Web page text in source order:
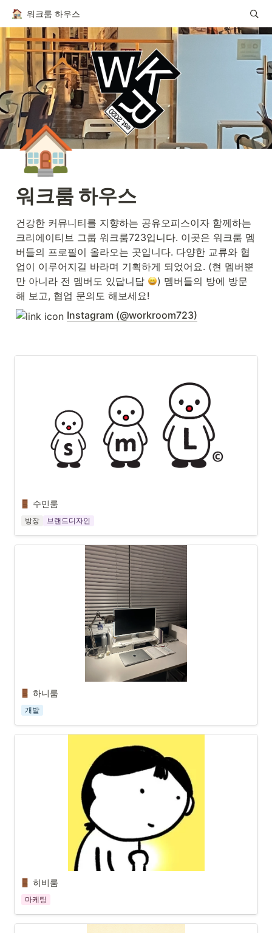
워크룸 하우스
🏠
워크룸 하우스
건강한 커뮤니티를 지향하는 공유오피스이자 함께하는
크리에이티브 그룹 워크룸723입니다. 이곳은 워크룸 멤
버들의 프로필이 올라오는 곳입니다. 다양한 교류와 협
업이 이루어지길 바라며 기획하게 되었어요. (현 멤버뿐
만 아니라 전 멤버도 있답니답
) 멤버들의 방에 방문
해 보고, 협업 문의도 해보세요!
Instagram (@workroom723)
수민룸
방장 브랜드디자인
하니룸
개발
히비룸
마케팅